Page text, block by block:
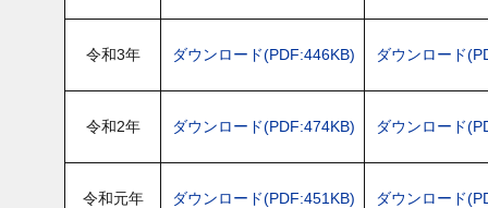
令和3年 ダウンロード(PDF:446KB) ダウンロード
令和2年 ダウンロード(PDF:474KB) ダウンロード
令和元年 ダウンロード(PDF:451KB) ダウンロード